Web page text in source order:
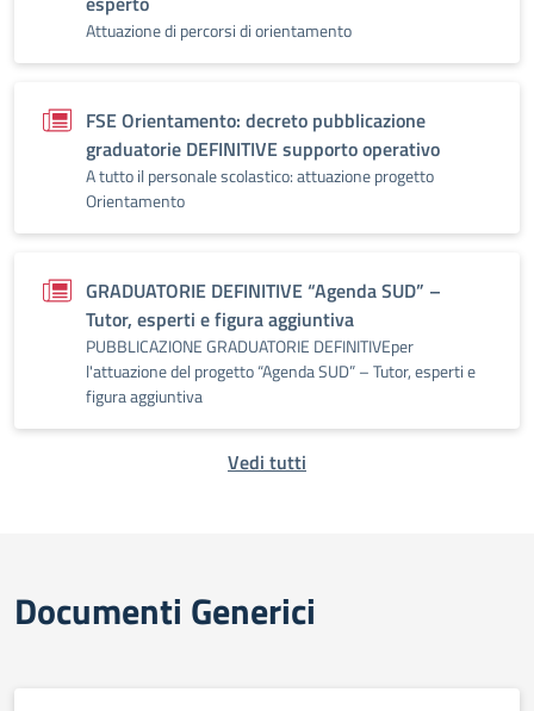
Attuazione di percorsi di orientamento
FSE Orientamento: decreto pubblicazione
graduatorie DEFINITIVE supporto operativo
A tutto il personale scolastico: attuazione progetto
Orientamento
GRADUATORIE DEFINITIVE “Agenda SUD” –
Tutor, esperti e figura aggiuntiva
PUBBLICAZIONE GRADUATORIE DEFINITIVEper
l'attuazione del progetto “Agenda SUD” – Tutor, esperti e
figura aggiuntiva
Vedi tutti
Documenti Generici